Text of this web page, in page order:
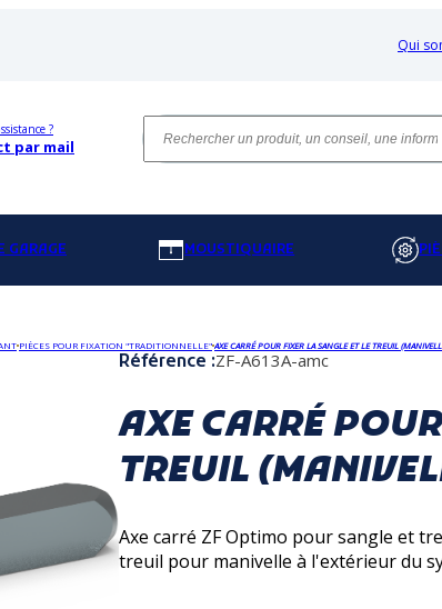
Qui
?
par mail
GARAGE MOUSTIQUAIRE
PIÈCES POUR FIXATION "TRADITIONNELLE"AXE CARRÉ POUR FIXER LA SANGLE ET LE TREUIL
Référence :ZF-A613A-amc
AXE CARRÉ
TREUIL
Axe carré ZF Optimo pour sangle et treuil Cet axe carré permet de fixer une poulie pour
treuil pour manivelle à l'extérieur du